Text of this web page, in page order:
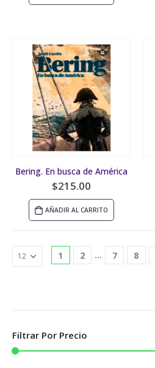
Bering. En busca de América
$215.00
AÑADIR AL CARRITO
1 2 … 7 8
Filtrar Por Precio